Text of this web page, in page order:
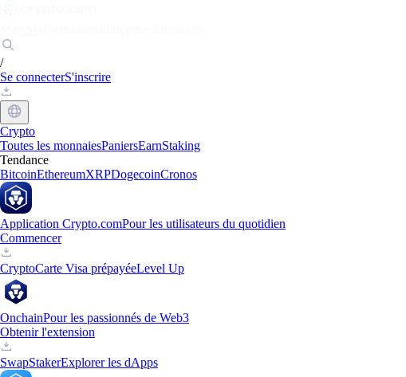
/
Se connecterS'inscrire
Crypto
Toutes les monnaiesPaniersEarnStaking
Tendance
BitcoinEthereumXRPDogecoinCronos
Application Crypto.comPour les utilisateurs du quotidien
Commencer
CryptoCarte Visa prépayéeLevel Up
OnchainPour les passionnés de Web3
Obtenir l'extension
SwapStakerExplorer les dApps